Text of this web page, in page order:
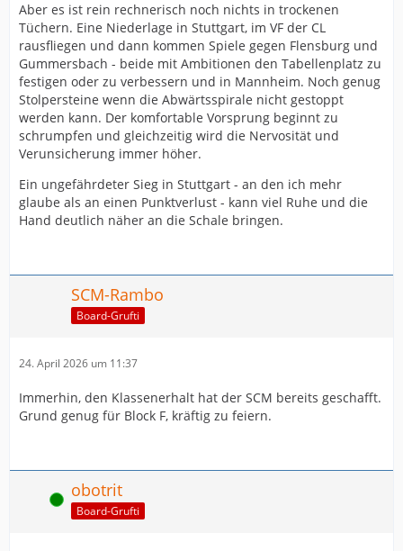
Aber es ist rein rechnerisch noch nichts in trockenen
Tüchern. Eine Niederlage in Stuttgart, im VF der CL
rausfliegen und dann kommen Spiele gegen Flensburg und
Gummersbach - beide mit Ambitionen den Tabellenplatz zu
festigen oder zu verbessern und in Mannheim. Noch genug
Stolpersteine wenn die Abwärtsspirale nicht gestoppt
werden kann. Der komfortable Vorsprung beginnt zu
schrumpfen und gleichzeitig wird die Nervosität und
Verunsicherung immer höher.
Ein ungefährdeter Sieg in Stuttgart - an den ich mehr
glaube als an einen Punktverlust - kann viel Ruhe und die
Hand deutlich näher an die Schale bringen.
SCM-Rambo
Board-Grufti
24. April 2026 um 11:37
Immerhin, den Klassenerhalt hat der SCM bereits geschafft.
Grund genug für Block F, kräftig zu feiern.
Online obotrit
Board-Grufti